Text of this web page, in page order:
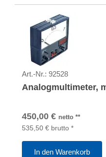
Art.-Nr.: 92528
Analogmultimeter,
450,00 € netto **
535,50 € brutto *
In den Warenkorb